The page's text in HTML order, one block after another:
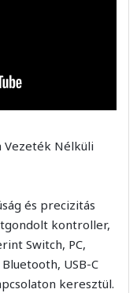
Nélküli
és precizitás
kontroller,
Switch, PC,
USB-C
keresztül.